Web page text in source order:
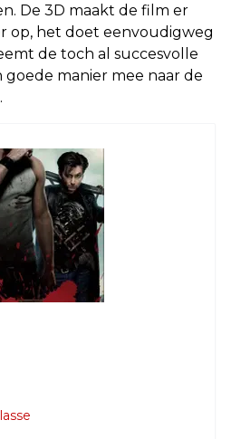
De 3D maakt de film er
op, het doet eenvoudigweg
de toch al succesvolle
goede manier mee naar de